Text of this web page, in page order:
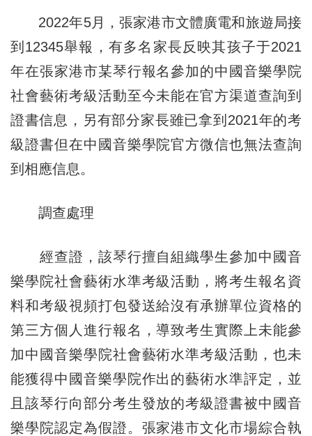
2022年5月，張家港市文體廣電和旅遊局接
到12345舉報，有多名家長反映其孩子于2021
年在張家港市某琴行報名參加的中國音樂學院
社會藝術考級活動至今未能在官方渠道查詢到
證書信息，另有部分家長雖已拿到2021年的考
級證書但在中國音樂學院官方微信也無法查詢
到相應信息。
調查處理
經查證，該琴行擅自組織學生參加中國音
樂學院社會藝術水準考級活動，將考生報名資
料和考級視頻打包發送給沒有承辦單位資格的
第三方個人進行報名，導致考生實際上未能參
加中國音樂學院社會藝術水準考級活動，也未
能獲得中國音樂學院作出的藝術水準評定，並
且該琴行向部分考生發放的考級證書被中國音
樂學院認定為假證。張家港市文化市場綜合執